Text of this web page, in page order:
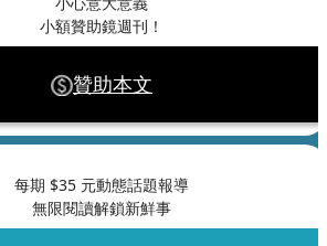
小額贊助鏡週刊！
贊助本文
每期 $35 元動態話題報導
無限閱讀解鎖新鮮事